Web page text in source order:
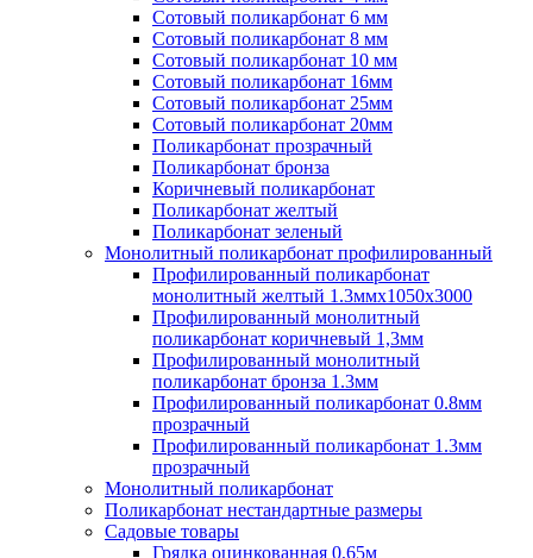
Сотовый поликарбонат 6 мм
Сотовый поликарбонат 8 мм
Сотовый поликарбонат 10 мм
Сотовый поликарбонат 16мм
Сотовый поликарбонат 25мм
Сотовый поликарбонат 20мм
Поликарбонат прозрачный
Поликарбонат бронза
Коричневый поликарбонат
Поликарбонат желтый
Поликарбонат зеленый
Монолитный поликарбонат профилированный
Профилированный поликарбонат
монолитный желтый 1.3ммх1050х3000
Профилированный монолитный
поликарбонат коричневый 1,3мм
Профилированный монолитный
поликарбонат бронза 1.3мм
Профилированный поликарбонат 0.8мм
прозрачный
Профилированный поликарбонат 1.3мм
прозрачный
Монолитный поликарбонат
Поликарбонат нестандартные размеры
Садовые товары
Грядка оцинкованная 0,65м